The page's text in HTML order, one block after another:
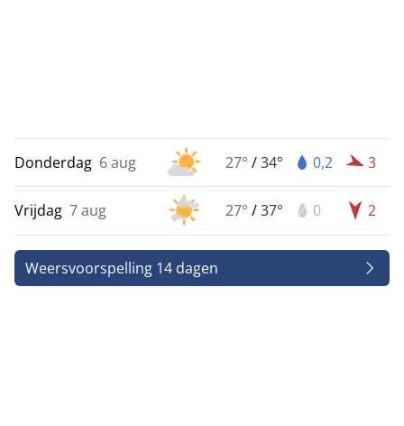
Donderdag 6 aug 27° /34° 0,2 3
Vrijdag 7 aug 27° /37° 0 2
Weersvoorspelling 14 dagen